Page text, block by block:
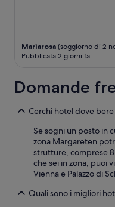
Mariarosa (soggiorno di 2
Pubblicata 2 giorni fa
Domande
Cerchi hotel dove
Se sogni un posto in
zona Margareten
strutture, comprese
che sei in zona, puoi
Vienna e Palazzo di
Quali sono i migliori